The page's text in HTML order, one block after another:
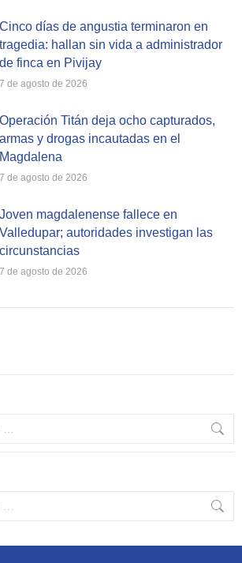
Cinco días de angustia terminaron en
tragedia: hallan sin vida a administrador
de finca en Pivijay
7 de agosto de 2026
Operación Titán deja ocho capturados,
armas y drogas incautadas en el
Magdalena
7 de agosto de 2026
Joven magdalenense fallece en
Valledupar; autoridades investigan las
circunstancias
7 de agosto de 2026